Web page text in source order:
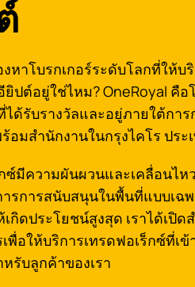
หาโบรกเกอร์ระดับโลกที่ให้บ
ยิปต์อยู่ใช่ไหม? OneRoyal คือ
ได้รับรางวัลและอยู่ภายใต้กา
อมสำนักงานในกรุงไคโร ประ
ซ์มีความผันผวนและเคลื่อนไห
รการสนับสนุนในพื้นที่แบบเฉพ
กิดประโยชน์สูงสุด เราได้เปิด
พื่อให้บริการเทรดฟอเร็กซ์ที่เข้
รับลูกค้าของเรา